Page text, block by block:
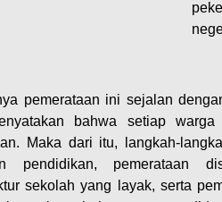
pemerataan ini sejalan
bahwa setiap warga
Maka dari itu, langkah-
pendidikan, pemerataan
sekolah yang layak, serta